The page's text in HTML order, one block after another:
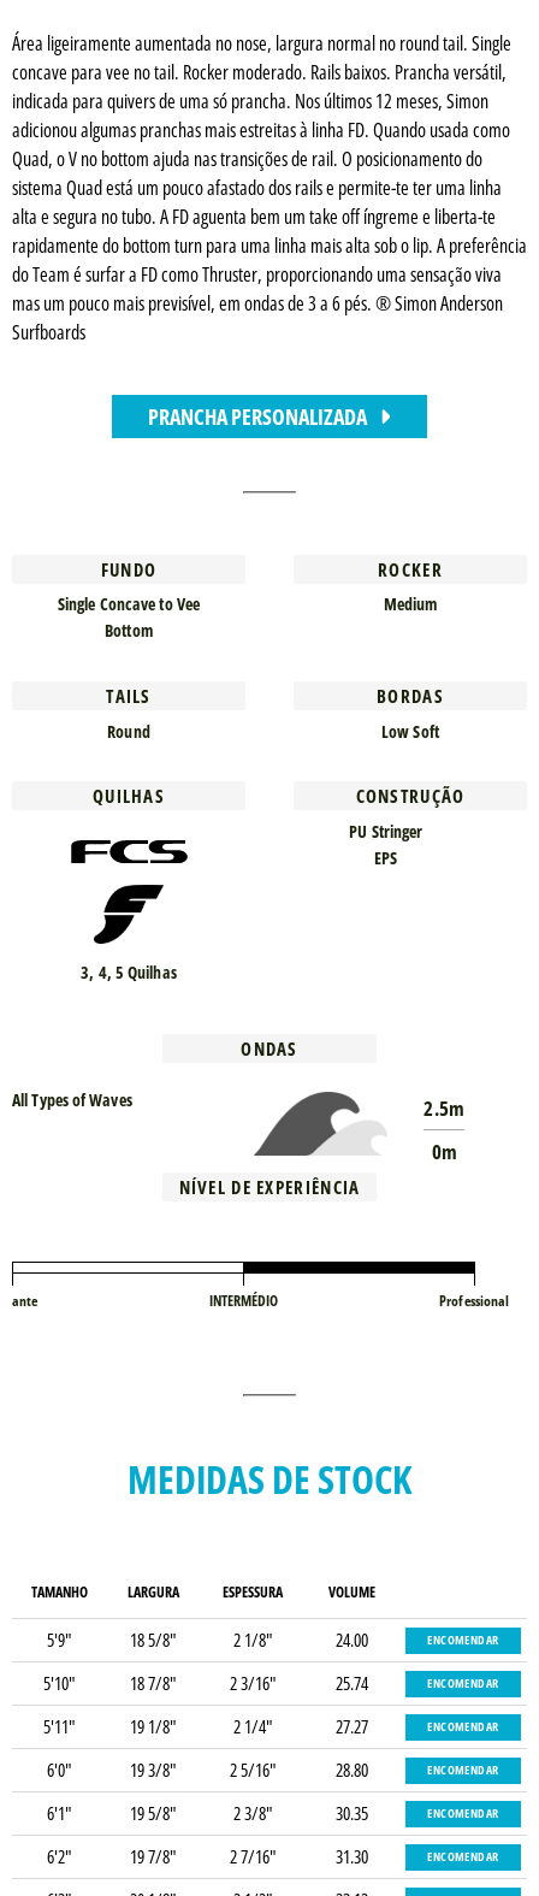
Área ligeiramente aumentada no nose, largura normal no round tail. Single
concave para vee no tail. Rocker moderado. Rails baixos. Prancha versátil,
indicada para quivers de uma só prancha. Nos últimos 12 meses, Simon
adicionou algumas pranchas mais estreitas à linha FD. Quando usada como
Quad, o V no bottom ajuda nas transições de rail. O posicionamento do
sistema Quad está um pouco afastado dos rails e permite-te ter uma linha
alta e segura no tubo. A FD aguenta bem um take off íngreme e liberta-te
rapidamente do bottom turn para uma linha mais alta sob o lip. A preferência
do Team é surfar a FD como Thruster, proporcionando uma sensação viva
mas um pouco mais previsível, em ondas de 3 a 6 pés. ® Simon Anderson
Surfboards
PRANCHA PERSONALIZADA
FUNDO
Single Concave to Vee
Bottom
ROCKER
Medium
TAILS
Round
BORDAS
Low Soft
QUILHAS
3, 4, 5 Quilhas
CONSTRUÇÃO
PU Stringer
EPS
ONDAS
All Types of Waves
2.5m
0m
NÍVEL DE EXPERIÊNCIA
INTERMÉDIO Professional
MEDIDAS DE STOCK
TAMANHO LARGURA ESPESSURA VOLUME
5'9" 18 5/8" 2 1/8" 24.00 ENCOMENDAR
5'10" 18 7/8" 2 3/16" 25.74 ENCOMENDAR
5'11" 19 1/8" 2 1/4" 27.27 ENCOMENDAR
6'0" 19 3/8" 2 5/16" 28.80 ENCOMENDAR
6'1" 19 5/8" 2 3/8" 30.35 ENCOMENDAR
6'2" 19 7/8" 2 7/16" 31.30 ENCOMENDAR